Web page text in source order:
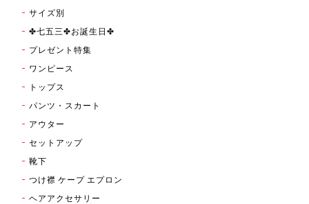
サイズ別
✤七五三✤お誕生日✤
プレゼント特集
ワンピース
トップス
パンツ・スカート
アウター
セットアップ
靴下
つけ襟 ケープ エプロン
ヘアアクセサリー